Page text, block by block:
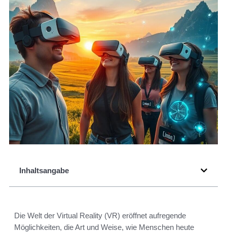
Inhaltsangabe
Die Welt der Virtual Reality (VR) eröffnet aufregende
Möglichkeiten, die Art und Weise, wie Menschen heute